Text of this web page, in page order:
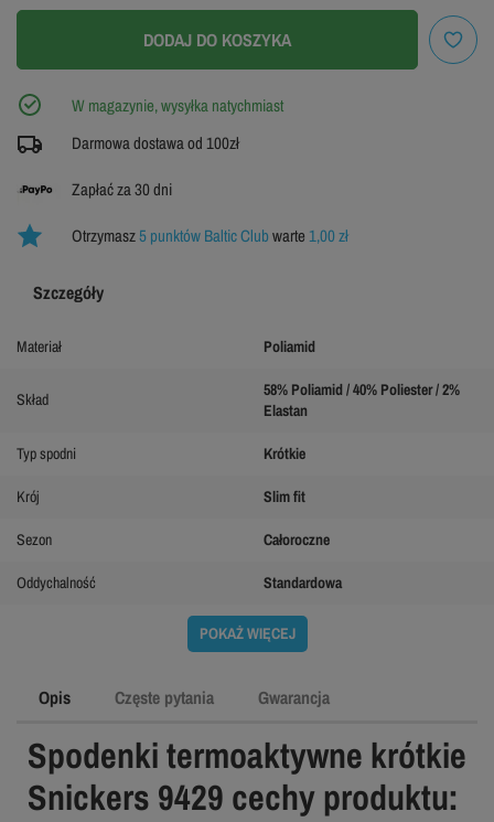
DODAJ DO KOSZYKA
W magazynie, wysyłka natychmiast
Darmowa dostawa od 100zł
Zapłać za 30 dni
Otrzymasz5 punktów Baltic Clubwarte1,00 zł
Opis Częste pytania Gwarancja
Spodenki termoaktywne krótkie
Snickers 9429 cechy produktu:
Szczegóły
Materiał Poliamid
Skład
58% Poliamid / 40% Poliester / 2%
Elastan
Typ spodni Krótkie
Krój Slim fit
Sezon Całoroczne
Oddychalność Standardowa
POKAŻ WIĘCEJ